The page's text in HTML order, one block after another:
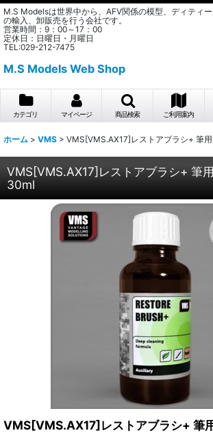
M.S Modelsは世界中から、AFV関係の模型、ディティ
の輸入、卸販売を行う会社です。
営業時間：9：00～17：00
定休日：日曜日・月曜日
TEL:029-212-7475
M.S Models Web Shop
カテゴリ マイページ 商品検索 ご利用案内
ホーム > VMS > VMS[VMS.AX17]レストアブラシ+ 筆
VMS[VMS.AX17]レストアブラシ+ 筆
30ml
VMS[VMS.AX17]レストアブラシ+ 筆